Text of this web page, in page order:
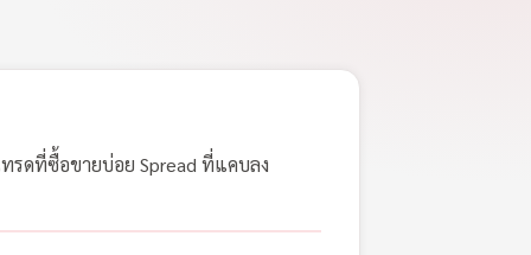
รดที่ซื้อขายบ่อย Spread ที่แคบลง